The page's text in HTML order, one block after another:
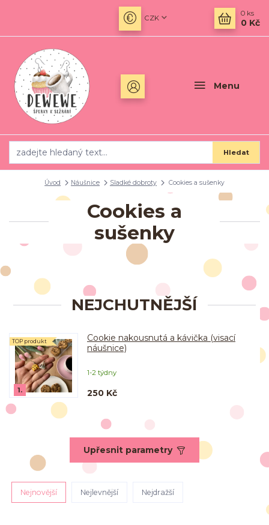
Menu
CZK
Hledat
0 ks
0 Kč
Úvod Náušnice Sladké dobroty Cookies a sušenky
Cookies a
sušenky
NEJCHUTNĚJŠÍ
1.
Cookie nakousnutá a kávička (visací
náušnice)
1-2 týdny
TOP produkt
250 Kč
Upřesnit parametry
Nejnovější Nejlevnější Nejdražší